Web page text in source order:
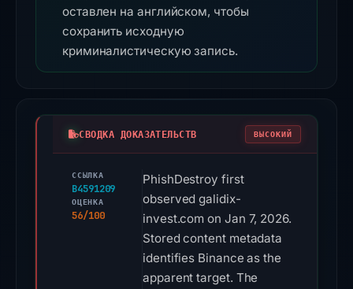
оставлен на английском, чтобы
сохранить исходную
криминалистическую запись.
СВОДКА ДОКАЗАТЕЛЬСТВ ВЫСОКИЙ
ССЫЛКА
B4591209
ОЦЕНКА
56/100
PhishDestroy first
observed galidix-
invest.com on Jan 7, 2026.
Stored content metadata
identifies Binance as the
apparent target. The